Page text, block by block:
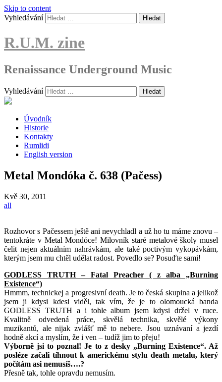
Skip to content
Vyhledávání
R.U.M. zine
Renaissance Underground Music
Vyhledávání
Úvodník
Historie
Kontakty
Rumlidi
English version
Metal Mondóka č. 638 (Pačess)
Kvě 30, 2011
all
Rozhovor s Pačessem ještě ani nevychladl a už ho tu máme znovu –
tentokráte v Metal Mondóce! Milovník staré metalové školy musel
čelit nejen aktuálním nahrávkám, ale také poctivým vykopávkám,
kterým jsem mu chtěl udělat radost. Povedlo se? Posuďte sami!
GODLESS TRUTH – Fatal Preacher ( z alba „Burning
Existence“)
Hmmm, technickej a progresivní death. Je to česká skupina a jelikož
jsem ji kdysi kdesi viděl, tak vím, že je to olomoucká banda
GODLESS TRUTH a i tohle album jsem kdysi držel v ruce.
Kvalitně odvedená práce, skvělá technika, skvělé výkony
muzikantů, ale nijak zvlášť mě to nebere. Jsou uznávaní a jezdí
hodně akcí a myslím, že i ven – tudíž jim to přeju!
Výborně jsi to poznal! Je to z desky „Burning Existence“. Až
posléze začali tíhnout k americkému stylu death metalu, který
počítám asi nemusíš….?
Přesně tak, tohle opravdu nemusím.